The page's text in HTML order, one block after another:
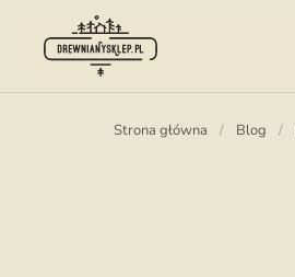
Strona główna / Blog /